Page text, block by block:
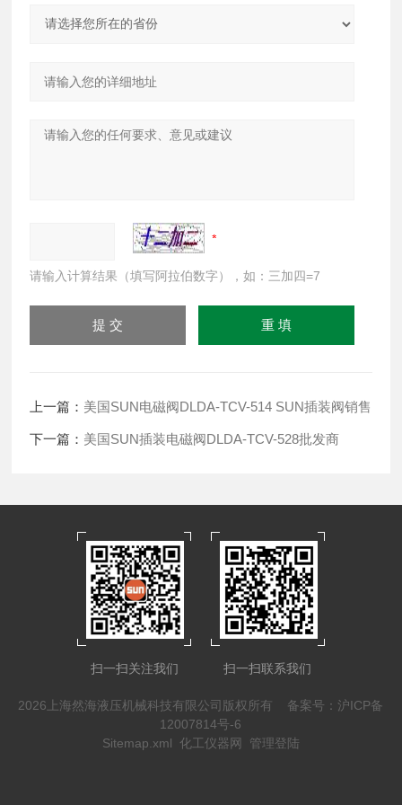
请输入计算结果（填写阿拉伯数字），如：三加四=7
上一篇： 美国SUN电磁阀DLDA-TCV-514 SUN插装阀销售
下一篇： 美国SUN插装电磁阀DLDA-TCV-528批发商
扫一扫关注我们 扫一扫联系我们
2026上海然海液压机械科技有限公司版权所有 备案号：沪ICP备
12007814号-6
Sitemap.xml 化工仪器网 管理登陆